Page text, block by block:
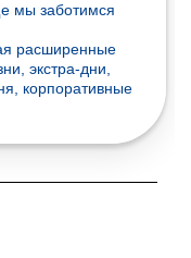
мы заботимся
расширенные
экстра-дни,
корпоративные